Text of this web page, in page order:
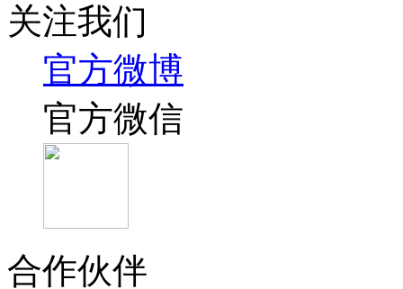
关注我们
官方微博
官方微信
合作伙伴